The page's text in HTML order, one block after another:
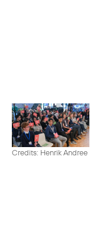
Credits: Henrik Andree